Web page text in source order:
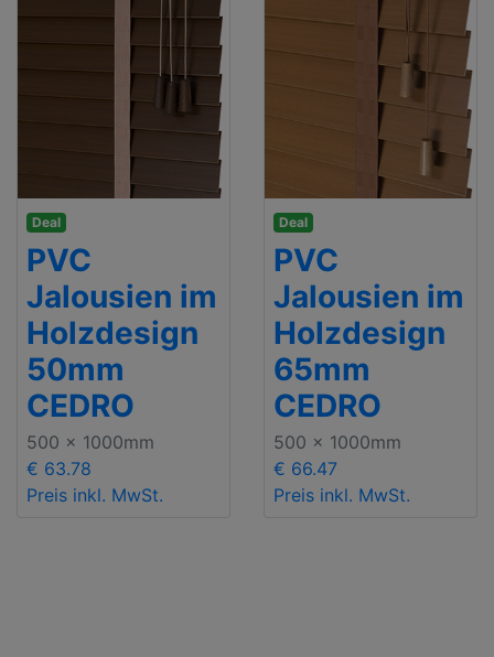
Deal
PVC
Jalousien im
Holzdesign
50mm
CEDRO
500 x 1000mm
€ 63.78
Preis inkl. MwSt.
Deal
PVC
Jalousien im
Holzdesign
65mm
CEDRO
500 x 1000mm
€ 66.47
Preis inkl. MwSt.